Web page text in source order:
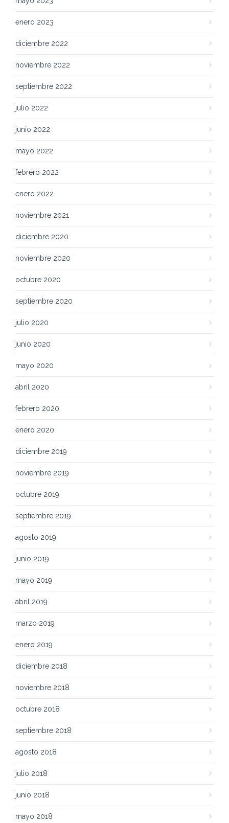
enero 2023
diciembre 2022
noviembre 2022
septiembre 2022
julio 2022
junio 2022
mayo 2022
febrero 2022
enero 2022
noviembre 2021
diciembre 2020
noviembre 2020
octubre 2020
septiembre 2020
julio 2020
junio 2020
mayo 2020
abril 2020
febrero 2020
enero 2020
diciembre 2019
noviembre 2019
octubre 2019
septiembre 2019
agosto 2019
junio 2019
mayo 2019
abril 2019
marzo 2019
enero 2019
diciembre 2018
noviembre 2018
octubre 2018
septiembre 2018
agosto 2018
julio 2018
junio 2018
mayo 2018